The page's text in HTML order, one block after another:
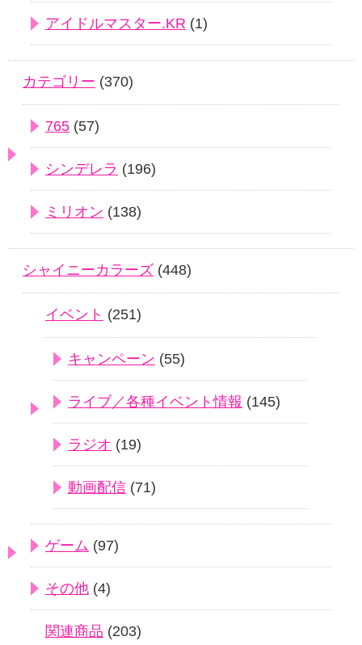
アイドルマスター.KR (1)
カテゴリー (370)
765 (57)
シンデレラ (196)
ミリオン (138)
シャイニーカラーズ (448)
イベント (251)
キャンペーン (55)
ライブ／各種イベント情報 (145)
ラジオ (19)
動画配信 (71)
ゲーム (97)
その他 (4)
関連商品 (203)